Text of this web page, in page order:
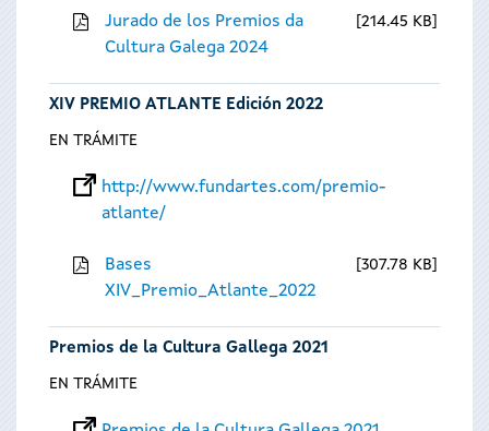
Jurado de los Premios da
Cultura Galega 2024
214.45 KB
XIV PREMIO ATLANTE Edición 2022
EN TRÁMITE
http://www.fundartes.com/premio-
atlante/
Bases
XIV_Premio_Atlante_2022
307.78 KB
Premios de la Cultura Gallega 2021
EN TRÁMITE